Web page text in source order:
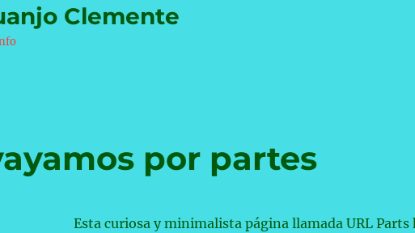
Clemente
por partes
Esta curiosa y minimalista página llamada URL Parts